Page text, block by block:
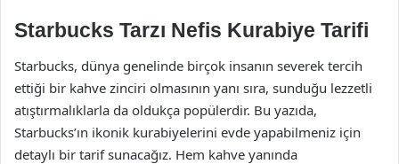
Starbucks Tarzı Nefis Kurabiye Tarifi
Starbucks, dünya genelinde birçok insanın severek tercih
ettiği bir kahve zinciri olmasının yanı sıra, sunduğu lezzetli
atıştırmalıklarla da oldukça popülerdir. Bu yazıda,
Starbucks’ın ikonik kurabiyelerini evde yapabilmeniz için
detaylı bir tarif sunacağız. Hem kahve yanında